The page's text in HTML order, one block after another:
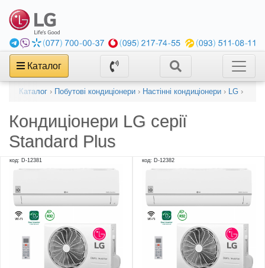
Каталог
Каталог › Побутові кондиціонери › Настінні кондиціонери › LG ›
Кондиціонери LG серії
Standard Plus
код: D-12381 код: D-12382